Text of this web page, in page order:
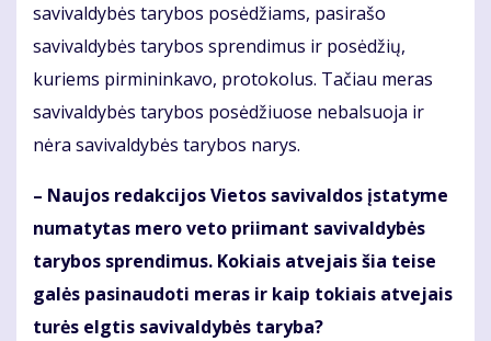
savivaldybės tarybos posėdžiams, pasirašo
savivaldybės tarybos sprendimus ir posėdžių,
kuriems pirmininkavo, protokolus. Tačiau meras
savivaldybės tarybos posėdžiuose nebalsuoja ir
nėra savivaldybės tarybos narys.
– Naujos redakcijos Vietos savivaldos įstatyme
numatytas mero veto priimant savivaldybės
tarybos sprendimus. Kokiais atvejais šia teise
galės pasinaudoti meras ir kaip tokiais atvejais
turės elgtis savivaldybės taryba?